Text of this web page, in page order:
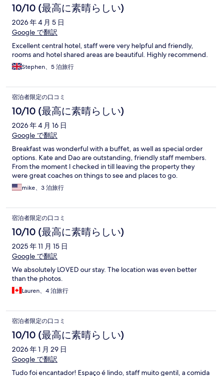
10/10 (最高に素晴らしい)
2026 年 4 月 5 日
Google で翻訳
Excellent central hotel, staff were very helpful and friendly,
rooms and hotel shared areas are beautiful. Highly recommend.
Stephen、5 泊旅行
宿泊者限定の口コミ
10/10 (最高に素晴らしい)
2026 年 4 月 16 日
Google で翻訳
Breakfast was wonderful with a buffet, as well as special order
options. Kate and Dao are outstanding, friendly staff members.
From the moment I checked in till leaving the property they
were great coaches on things to see and places to go.
mike、3 泊旅行
宿泊者限定の口コミ
10/10 (最高に素晴らしい)
2025 年 11 月 15 日
Google で翻訳
We absolutely LOVED our stay. The location was even better
than the photos.
Lauren、4 泊旅行
宿泊者限定の口コミ
10/10 (最高に素晴らしい)
2026 年 1 月 29 日
Google で翻訳
Tudo foi encantador! Espaço é lindo, staff muito gentil, a comida